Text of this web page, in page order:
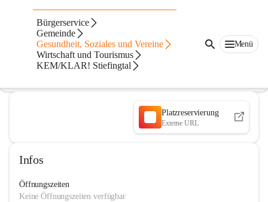
Bürgerservice
Gemeinde
Gesundheit, Soziales und Vereine
Wirtschaft und Tourismus
KEM/KLAR! Stiefingtal
Menü
TC Ragnitz
@tc-ragnitz
Tennisverein
In CITIES öffnen
Platzreservierung
Externe URL
Infos
Öffnungszeiten
Keine Öffnungszeiten verfügbar